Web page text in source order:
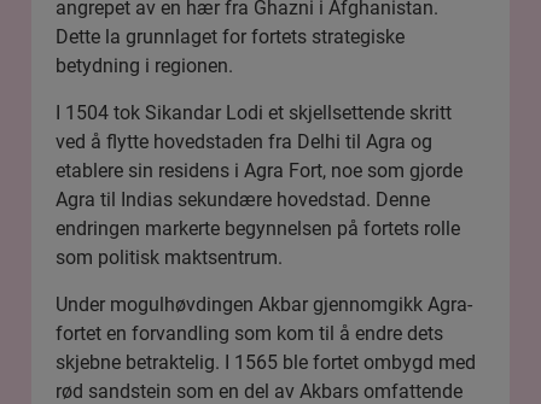
angrepet av en hær fra Ghazni i Afghanistan.
Dette la grunnlaget for fortets strategiske
betydning i regionen.
I 1504 tok Sikandar Lodi et skjellsettende skritt
ved å flytte hovedstaden fra Delhi til Agra og
etablere sin residens i Agra Fort, noe som gjorde
Agra til Indias sekundære hovedstad. Denne
endringen markerte begynnelsen på fortets rolle
som politisk maktsentrum.
Under mogulhøvdingen Akbar gjennomgikk Agra-
fortet en forvandling som kom til å endre dets
skjebne betraktelig. I 1565 ble fortet ombygd med
rød sandstein som en del av Akbars omfattende